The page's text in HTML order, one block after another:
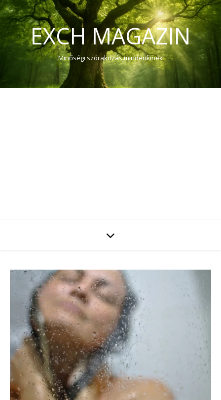
EXCH MAGAZIN
Minőségi szórakozás mindenkinek